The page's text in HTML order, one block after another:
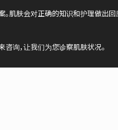
肌肤会对正确的知识和护理做出回
询，让我们为您诊察肌肤状况。